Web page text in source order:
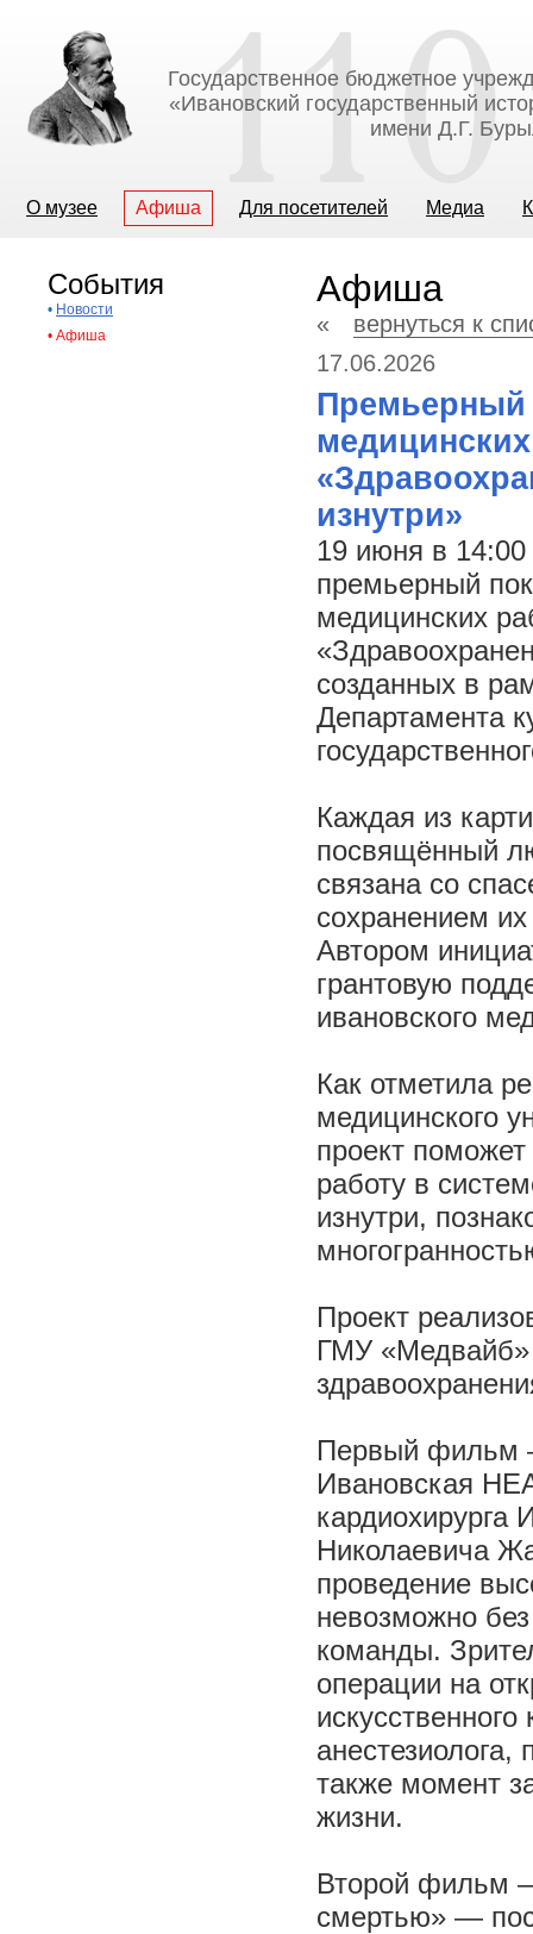
Государственное бюджетное
«Ивановский государственный
имени Д.Г.
О музее Афиша Для посетителей Медиа
События
• Новости
• Афиша
Афиша
« вернуться к
17.06.2026
Премьерный
изнутри»
19 июня в 14:00
премьерный
медицинских
созданных в
Департамента
Каждая из
посвящённый
связана со
сохранением
Автором
грантовую
ивановского
Как отметила
медицинского
проект
работу в
изнутри,
Проект
ГМУ «Медвайб»
Первый фильм
Ивановская
кардиохирурга
Николаевича
проведение
невозможно
команды.
операции на
также момент
жизни.
Второй фильм
смертью» —